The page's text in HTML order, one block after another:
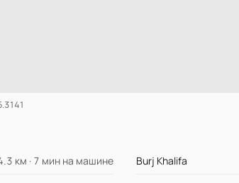
км · 7 мин на машине Burj Khalifa